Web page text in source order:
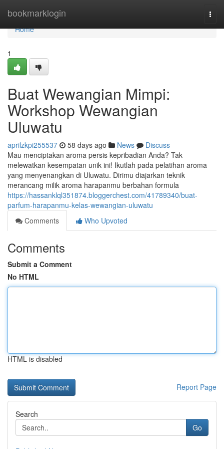
bookmarklogin
Home
Home
1
Buat Wewangian Mimpi:
Workshop Wewangian
Uluwatu
aprilzkpi255537 58 days ago News
Discuss
Mau menciptakan aroma persis kepribadian Anda? Tak
melewatkan kesempatan unik ini! Ikutlah pada pelatihan aroma
yang menyenangkan di Uluwatu. Dirimu diajarkan teknik
merancang milik aroma harapanmu berbahan formula
https://hassanklql351874.bloggerchest.com/41789340/buat-
parfum-harapanmu-kelas-wewangian-uluwatu
Comments
Who Upvoted
Comments
Submit a Comment
No HTML
HTML is disabled
Report Page
Search
Go